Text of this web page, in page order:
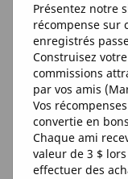
Présentez notre
récompense sur
enregistrés
Construisez
commissions
par vos amis
Vos
convertie en
Chaque ami
valeur de 3 $
effectuer des